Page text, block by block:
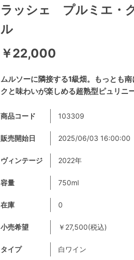
ムルソーに隣接する1級畑。もっとも
クと味わいが楽しめる超熟型ピュリニー
ラッシェ プルミエ・
ル
￥22,000
商品コード 103309
販売開始日 2025/06/03 16:00:00
ヴィンテージ 2022年
容量 750ml
在庫 0
小売希望 ￥27,500(税込)
タイプ 白ワイン